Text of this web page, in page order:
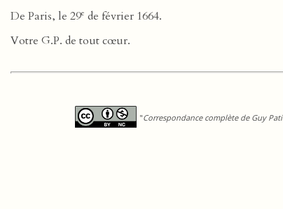
De Paris, le 29e de février 1664.
Votre G.P. de tout cœur.
"Correspondance complète de Guy